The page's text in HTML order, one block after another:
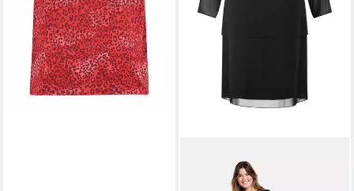
UVP129,99 €